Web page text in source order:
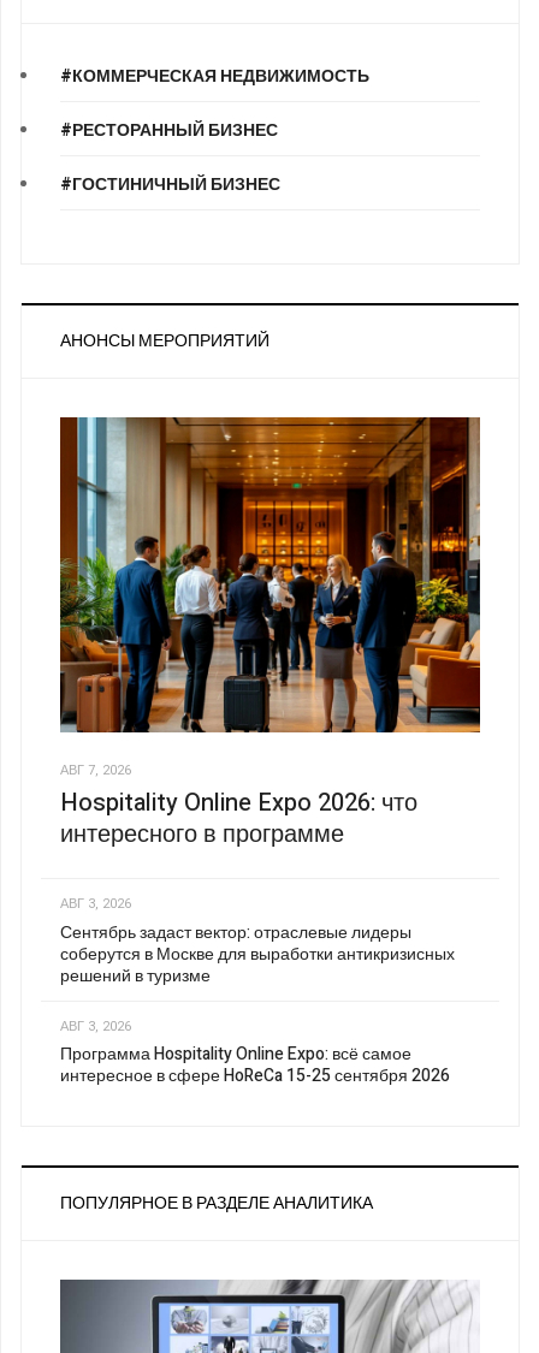
#КОММЕРЧЕСКАЯ НЕДВИЖИМОСТЬ
#РЕСТОРАННЫЙ БИЗНЕС
#ГОСТИНИЧНЫЙ БИЗНЕС
АНОНСЫ МЕРОПРИЯТИЙ
АВГ 7, 2026
Hospitality Online Expo 2026: что
интересного в программе
АВГ 3, 2026
Сентябрь задаст вектор: отраслевые лидеры
соберутся в Москве для выработки антикризисных
решений в туризме
АВГ 3, 2026
Программа Hospitality Online Expo: всё самое
интересное в сфере HoReCa 15-25 сентября 2026
ПОПУЛЯРНОЕ В РАЗДЕЛЕ АНАЛИТИКА